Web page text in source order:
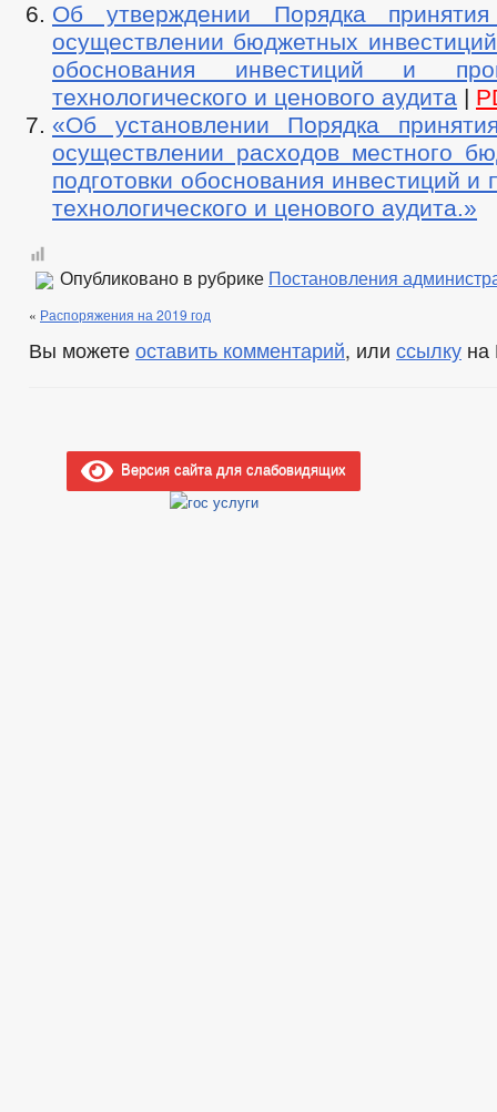
Об утверждении Порядка
осуществлении бюджетных
обоснования инвестиций и
технологического и ценового аудита |
«Об установлении Порядка
осуществлении расходов местного
подготовки обоснования инвестиций и
технологического и ценового аудита.»
Опубликовано в рубрике Постановления
« Распоряжения на 2019 год
Вы можете оставить комментарий, или ссылку на
Версия сайта для слабовидящих